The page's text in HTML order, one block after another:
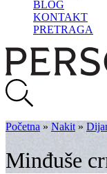
BLOG
KONTAKT
PRETRAGA
Početna » Nakit »
Minđuše